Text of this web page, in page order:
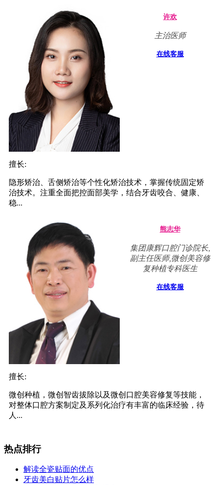
许欢
主治医师
在线客服
擅长:
隐形矫治、舌侧矫治等个性化矫治技术，掌握传统固定矫
治技术。注重全面把控面部美学，结合牙齿咬合、健康、
稳...
熊志华
集团康辉口腔门诊院长,
副主任医师,微创美容修
复种植专科医生
在线客服
擅长:
微创种植，微创智齿拔除以及微创口腔美容修复等技能，
对整体口腔方案制定及系列化治疗有丰富的临床经验，待
人...
热点排行
解读全瓷贴面的优点
牙齿美白贴片怎么样